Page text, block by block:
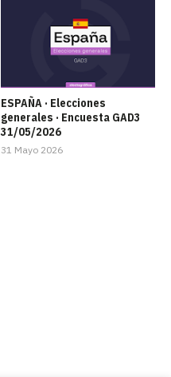
ESPAÑA · Elecciones
generales · Encuesta GAD3
31/05/2026
31 Mayo 2026